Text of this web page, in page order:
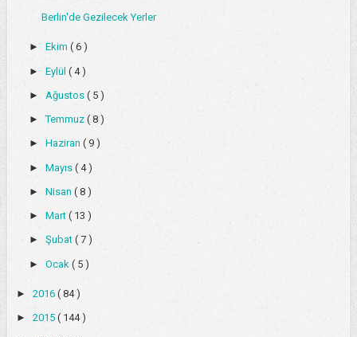
Berlin'de Gezilecek Yerler
► Ekim ( 6 )
► Eylül ( 4 )
► Ağustos ( 5 )
►Temmuz ( 8 )
► Haziran ( 9 )
► Mayıs ( 4 )
► Nisan ( 8 )
► Mart ( 13 )
► Şubat ( 7 )
► Ocak ( 5 )
► 2016 ( 84 )
► 2015 ( 144 )